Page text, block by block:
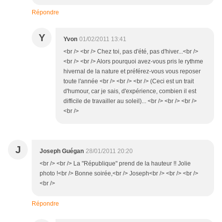
Répondre
Y Yvon 01/02/2011 13:41
<br /> <br /> Chez toi, pas d'été, pas d'hiver...<br />
<br /> <br /> Alors pourquoi avez-vous pris le rythme
hivernal de la nature et préférez-vous vous reposer
toute l'année <br /> <br /> <br /> (Ceci est un trait
d'humour, car je sais, d'expérience, combien il est
difficile de travailler au soleil)... <br /> <br /> <br />
<br />
J Joseph Guégan 28/01/2011 20:20
<br /> <br /> La "République" prend de la hauteur !! Jolie
photo !<br /> Bonne soirée,<br /> Joseph<br /> <br /> <br />
<br />
Répondre